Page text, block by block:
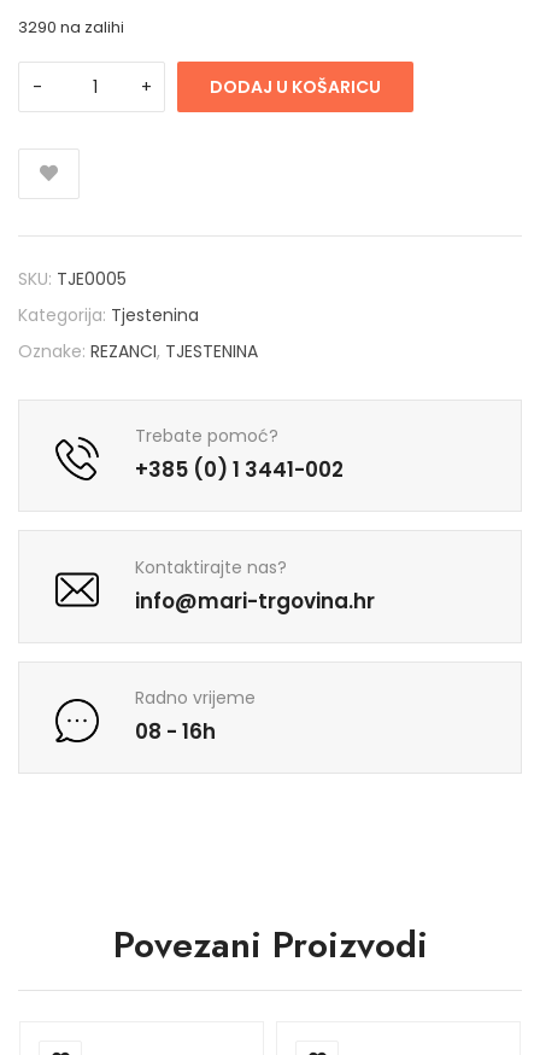
3290 na zalihi
DODAJ U KOŠARICU
SKU: TJE0005
Kategorija: Tjestenina
Oznake: REZANCI, TJESTENINA
Trebate pomoć?
+385 (0) 1 3441-002
Kontaktirajte nas?
info@mari-trgovina.hr
Radno vrijeme
08 - 16h
Povezani Proizvodi